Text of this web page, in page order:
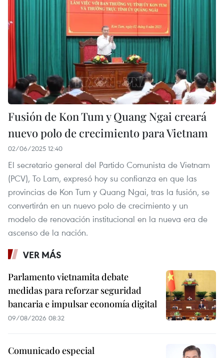
Fusión de Kon Tum y Quang Ngai creará
nuevo polo de crecimiento para Vietnam
02/06/2025 12:40
El secretario general del Partido Comunista de Vietnam
(PCV), To Lam, expresó hoy su confianza en que las
provincias de Kon Tum y Quang Ngai, tras la fusión, se
convertirán en un nuevo polo de crecimiento y un
modelo de renovación institucional en la nueva era de
ascenso de la nación.
VER MÁS
Parlamento vietnamita debate
medidas para reforzar seguridad
bancaria e impulsar economía digital
09/08/2026 08:32
Comunicado especial